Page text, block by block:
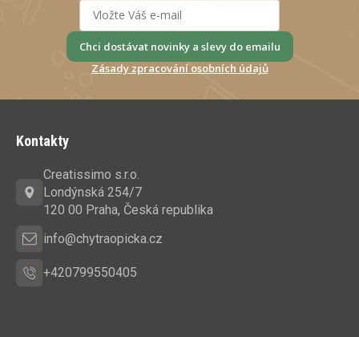
Chci dostávat novinky a slevy do emailu
Zásady zpracování osobních údajů
Kontakty
Creatissimo s.r.o.
Londýnská 254/7
120 00 Praha, Česká republika
info@chytraopicka.cz
+420799550405